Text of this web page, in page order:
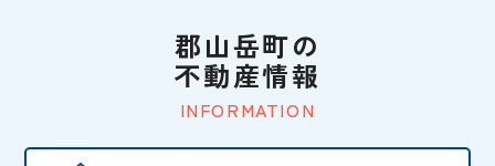
INFORMATION
郡山岳町の
不動産情報